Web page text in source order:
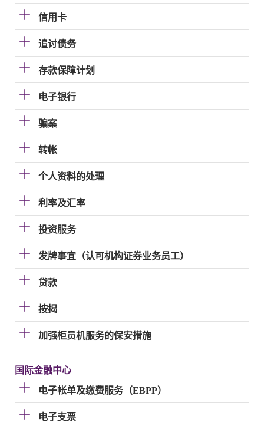
信用卡
追讨债务
存款保障计划
电子银行
骗案
转帐
个人资料的处理
利率及汇率
投资服务
发牌事宜（认可机构证券业务员工）
贷款
按揭
加强柜员机服务的保安措施
国际金融中心
电子帐单及缴费服务（EBPP）
电子支票